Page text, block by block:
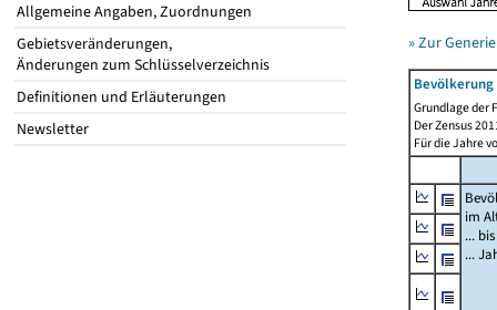
Allgemeine Angaben, Zuordnungen
Gebietsveränderungen,
Änderungen zum Schlüsselverzeichnis
Definitionen und Erläuterungen
Newsletter
» Zur
Grundlage der
Der Zensus
Für die Jahre
im
...
...